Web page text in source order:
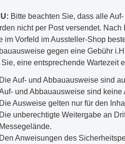
Bitte beachten Sie, dass alle
nicht per Post versendet.
im Vorfeld im Aussteller-Shop
gegen eine Gebühr
eine entsprechende Wartezeit
Die Auf- und Abbauausweise sind
und Abbauausweise sind
Die Ausweise gelten nur für den
Die unberechtigte Weitergabe an
Messegelände.
Den Anweisungen des